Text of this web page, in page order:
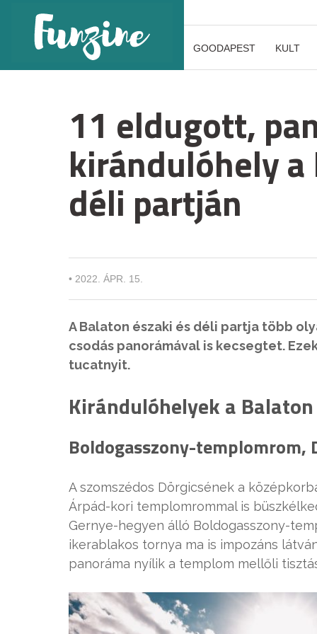
GOODAPEST KULT
11 eldugott,
kirándulóhely a
déli partján
• 2022. ÁPR. 15.
A Balaton északi és déli partja több
csodás panorámával is kecsegtet.
tucatnyit.
Kirándulóhelyek a
Boldogasszony-templomrom,
A szomszédos Dörgicsének a
Árpád-kori templomrommal is
Gernye-hegyen álló Boldogasszony-
ikerablakos tornya ma is impozáns
panoráma nyílik a templom mellőli